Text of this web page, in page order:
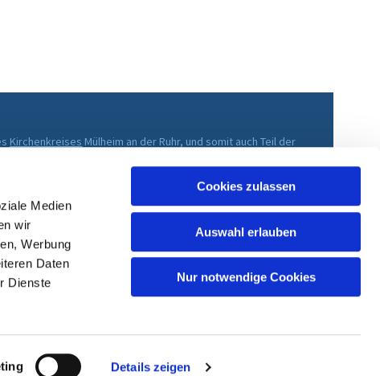
Medien
wir
Werbung
Daten
Dienste
Details zeigen
Cookies zulassen
Auswahl erlauben
Nur notwendige Cookies
Kirchenkreises Mülheim an der Ruhr, und somit auch Teil der